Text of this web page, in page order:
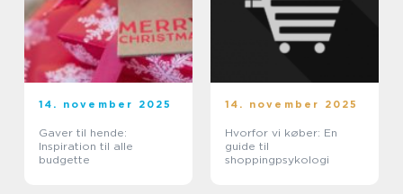
14. november 2025
Gaver til hende:
Inspiration til alle
budgette
14. november 2025
Hvorfor vi køber: En
guide til
shoppingpsykologi